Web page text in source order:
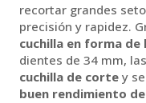
recortar grandes
precisión y rapidez.
cuchilla en forma de
dientes de 34 mm, las
cuchilla de corte y
buen rendimiento